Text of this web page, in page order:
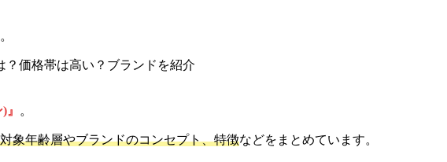
。
象年齢層やブランドのコンセプト、特徴などをまとめています。